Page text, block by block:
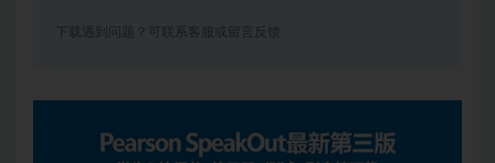
下载遇到问题？可联系客服或留言反馈